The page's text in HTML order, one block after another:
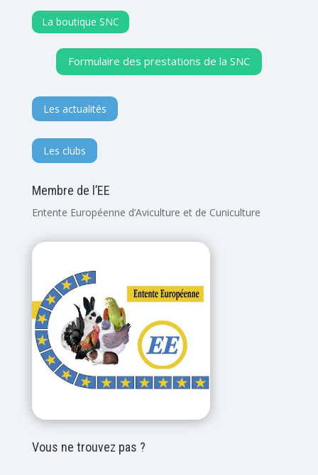
La boutique SNC
Formulaire des prestations de la SNC
Les actualités
Les clubs
Membre de l’EE
Entente Européenne d’Aviculture et de Cuniculture
Vous ne trouvez pas ?